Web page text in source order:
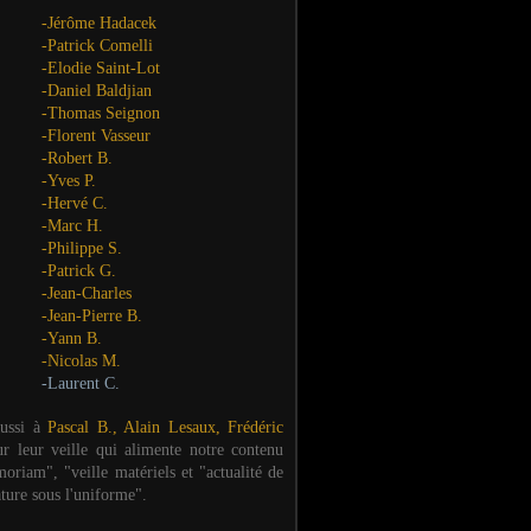
-Jérôme Hadacek
-Patrick Comelli
-Elodie Saint-Lot
-Daniel Baldjian
-Thomas Seignon
-Florent Vasseur
-Robert B.
-Yves P.
-Hervé C.
-Marc H.
-Philippe S.
-Patrick G.
-Jean-Charles
-Jean-Pierre B.
-Yann B.
-Nicolas M.
-Laurent C.
àPascal B., Alain Lesaux, Frédéric
leur veille qui alimente notre contenu
"veille matériels et "actualité de
sous l'uniforme".